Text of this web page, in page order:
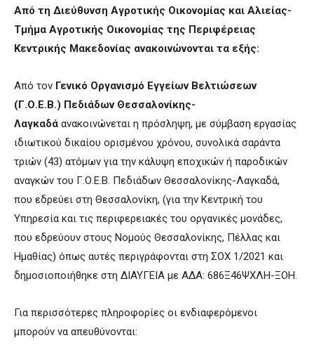
Από τη Διεύθυνση Αγροτικής Οικονομίας και Αλιείας-
Τμήμα Αγροτικής Οικονομίας της Περιφέρειας
Κεντρικής Μακεδονίας ανακοινώνονται τα εξής:
Από τον Γενικό Οργανισμό Εγγείων Βελτιώσεων
(Γ.Ο.Ε.Β.) Πεδιάδων Θεσσαλονίκης-
Λαγκαδά ανακοινώνεται η πρόσληψη, με σύμβαση εργασίας
ιδιωτικού δικαίου ορισμένου χρόνου, συνολικά σαράντα
τριών (43) ατόμων για την κάλυψη εποχικών ή παροδικών
αναγκών του Γ.Ο.Ε.Β. Πεδιάδων Θεσσαλονίκης-Λαγκαδά,
που εδρεύει στη Θεσσαλονίκη, (για την Κεντρική του
Υπηρεσία και τις περιφερειακές του οργανικές μονάδες,
που εδρεύουν στους Νομούς Θεσσαλονίκης, Πέλλας και
Ημαθίας) όπως αυτές περιγράφονται στη ΣΟΧ 1/2021 και
δημοσιοποιήθηκε στη ΔΙΑΥΓΕΙΑ με ΑΔΑ: 686Ξ46ΨΧΛΗ-ΞΟΗ.
Για περισσότερες πληροφορίες οι ενδιαφερόμενοι
μπορούν να απευθύνονται: